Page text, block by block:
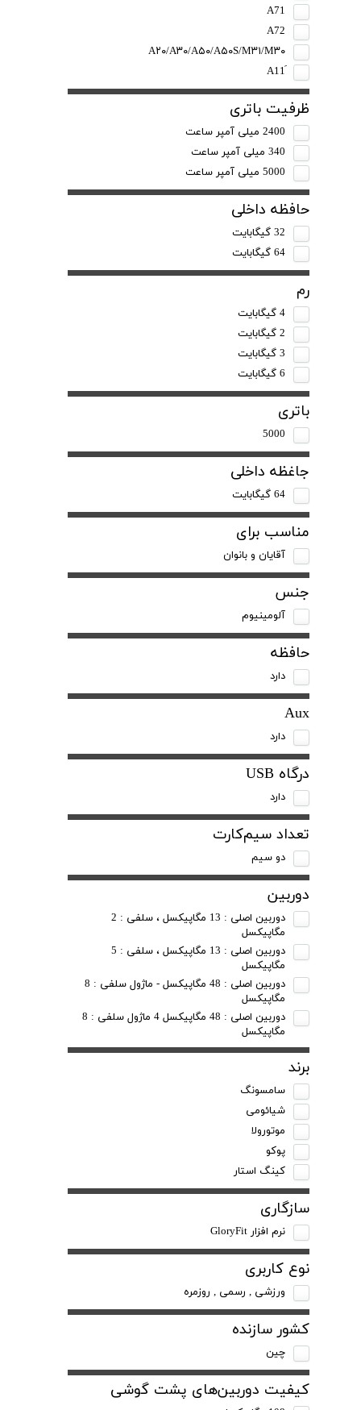
A71
A72
A۲۰/A۳۰/A۵۰/A۵۰S/M۳۱/M۳۰
ظرفیت باتری
2400 میلی آمپر ساعت
340 میلی آمپر ساعت
5000 میلی آمپر ساعت
حافظه داخلی
32 گیگابایت
64 گیگابایت
رم
4 گیگابایت
2 گیگابایت
3 گیگابایت
6 گیگابایت
باتری
5000
جاغظه داخلی
64 گیگابایت
مناسب برای
آقایان و بانوان
جنس
آلومینیوم
حافظه
دارد
Aux
دارد
درگاه USB
دارد
تعداد سیم‌کارت
دو سیم
دوربین
دوربین اصلی : 13 مگاپیکسل ، سلفی : 2
مگاپیکسل
دوربین اصلی : 13 مگاپیکسل ، سلفی : 5
مگاپیکسل
دوربین اصلی : 48 مگاپیکسل - ماژول سلفی : 8
مگاپیکسل
دوربین اصلی : 48 مگاپیکسل 4 ماژول سلفی : 8
مگاپیکسل
برند
سامسونگ
شیائومی
موتورولا
پوکو
کینگ استار
سازگاری
نرم افزار GloryFit
نوع کاربری
ورزشی , رسمی , روزمره
کشور سازنده
چین
کیفیت دوربین‌های پشت گوشی